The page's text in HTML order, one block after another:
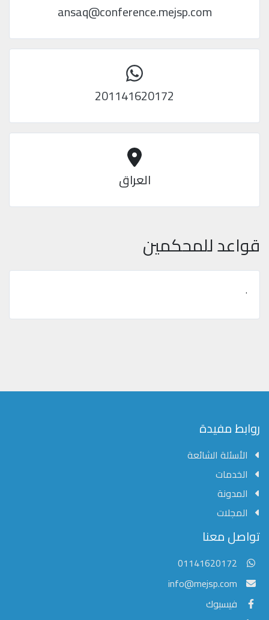
مؤسسة الشرق الأوسط للنشر العلمي
عادةً ما يتم الرد في غضون خمس دقائق
ansaq@conference.mejsp.com
201141620172
العراق
قواعد للمحكمين
.
روابط مفيدة
الأسئلة الشائعة
الخدمات
المدونة
المجلات
تواصل معنا
01141620172
info@mejsp.com
فيسبوك